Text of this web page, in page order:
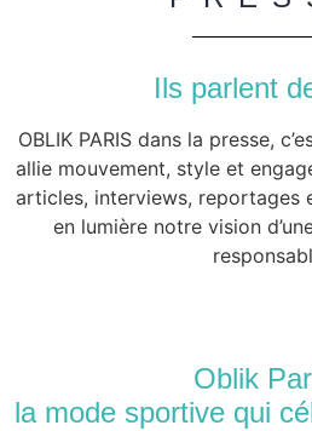
Ils parlent
OBLIK PARIS dans la presse,
allie mouvement, style et
articles, interviews, reportages
en lumière notre vision
Oblik
la mode sportive qui